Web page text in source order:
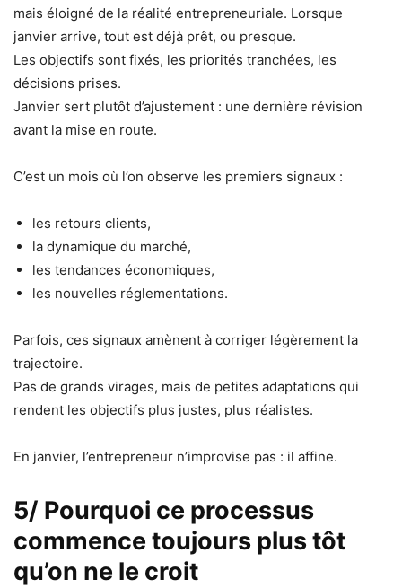
mais éloigné de la réalité entrepreneuriale. Lorsque
janvier arrive, tout est déjà prêt, ou presque.
Les objectifs sont fixés, les priorités tranchées, les
décisions prises.
Janvier sert plutôt d’ajustement : une dernière révision
avant la mise en route.
C’est un mois où l’on observe les premiers signaux :
les retours clients,
la dynamique du marché,
les tendances économiques,
les nouvelles réglementations.
Parfois, ces signaux amènent à corriger légèrement la
trajectoire.
Pas de grands virages, mais de petites adaptations qui
rendent les objectifs plus justes, plus réalistes.
En janvier, l’entrepreneur n’improvise pas : il affine.
5/ Pourquoi ce processus
commence toujours plus tôt
qu’on ne le croit